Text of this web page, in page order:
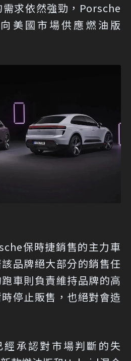
求依然強勁，Porsche
美國市場供應燃油版
保時捷銷售的主力車
品牌絕大部分的銷售任
車則負責維持品牌的高
停止販售，也絕對會造
經承認對市場判斷的失